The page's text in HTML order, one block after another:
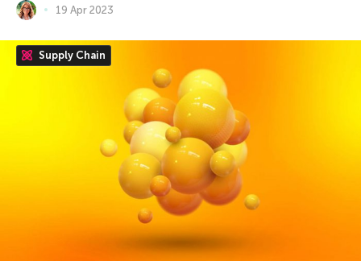
19 Apr 2023
Supply Chain